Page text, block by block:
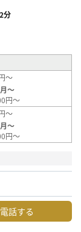
分
～
～
円～
～
～
円～
電話する